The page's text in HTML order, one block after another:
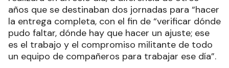
años que se destinaban dos jornadas para “hacer
la entrega completa, con el fin de “verificar dónde
pudo faltar, dónde hay que hacer un ajuste; ese
es el trabajo y el compromiso militante de todo
un equipo de compañeros para trabajar ese día”.